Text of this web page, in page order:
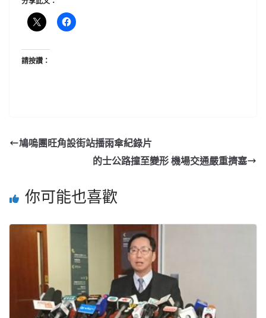
請按讚：
鳩嗚團旺角設街站播雨傘紀錄片
的士公路撞至變形 機場交通嚴重擠塞
你可能也喜歡